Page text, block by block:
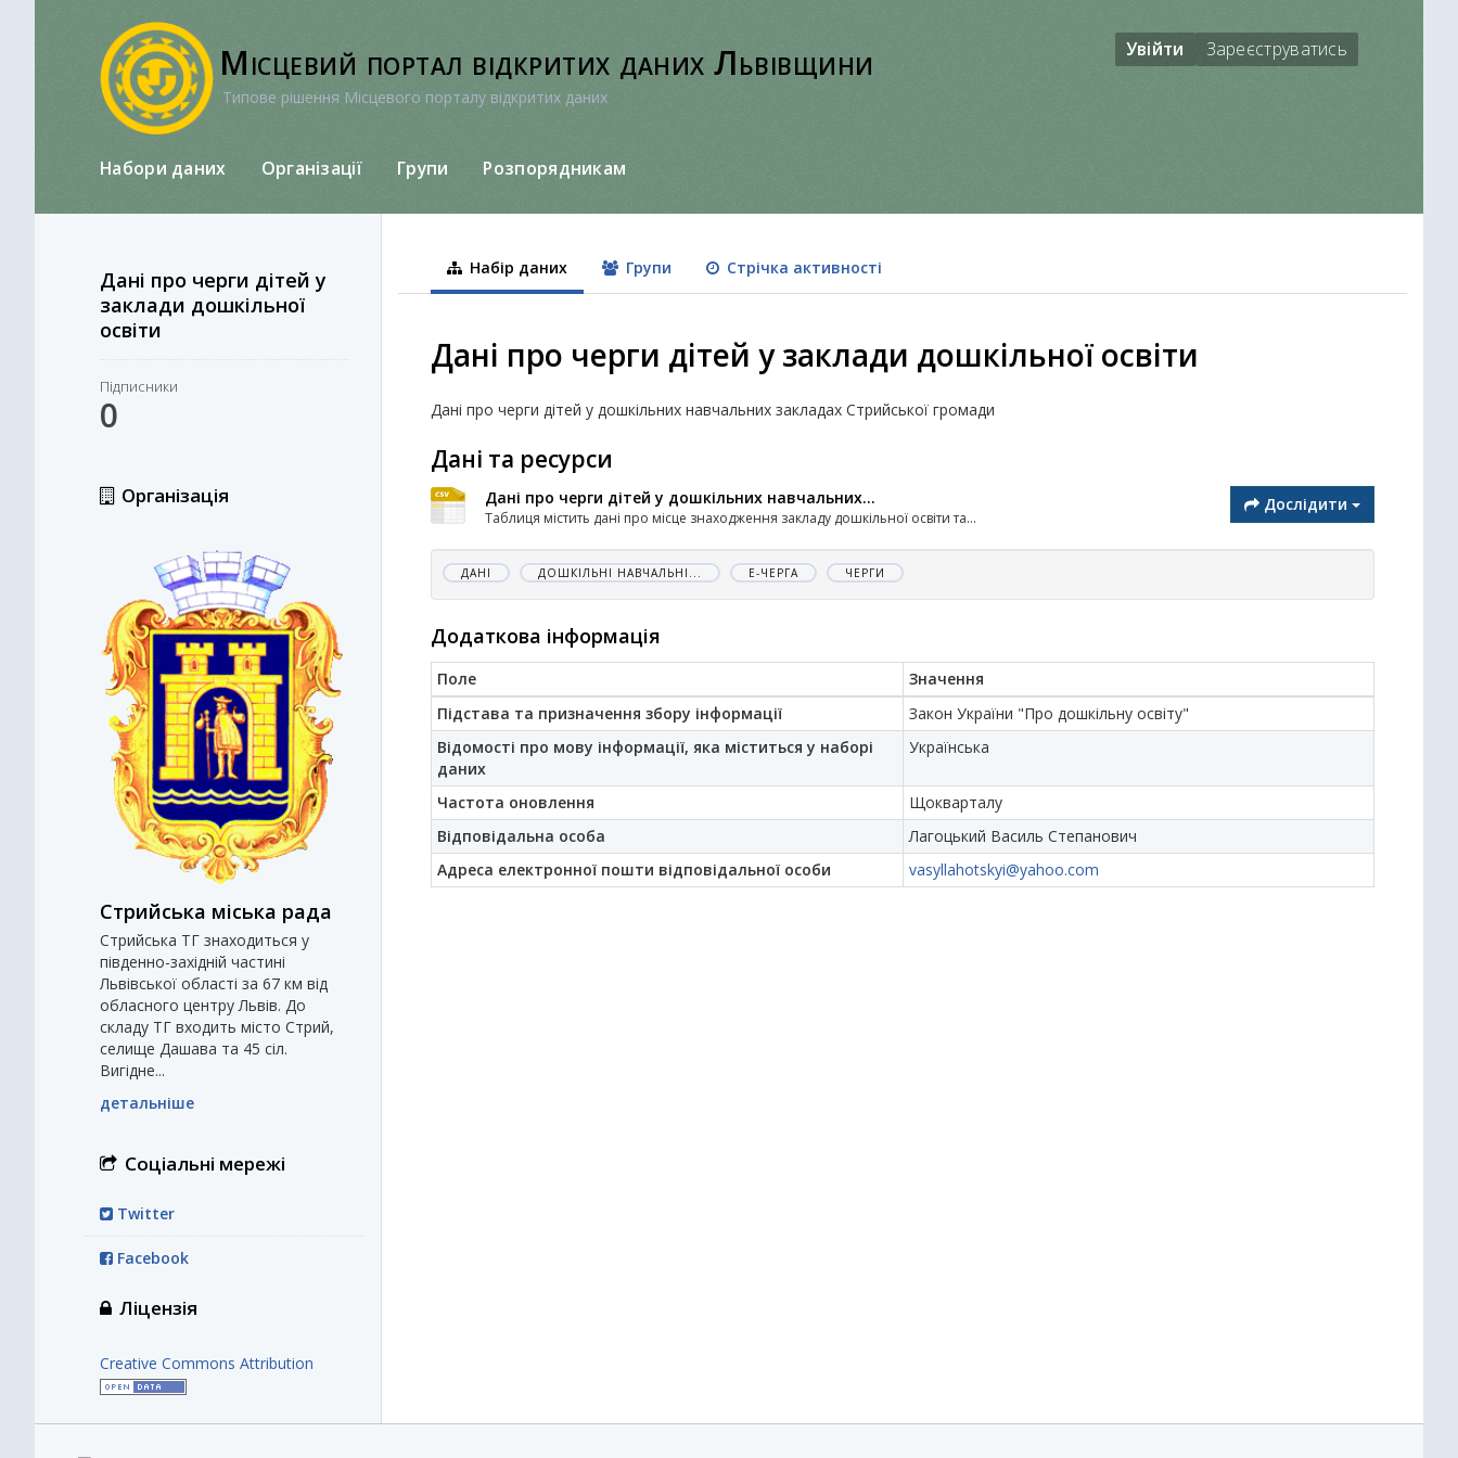
Місцевий портал відкритих даних Львівщини
Типове рішення Місцевого порталу відкритих даних
Увійти Зареєструватись
Набори даних Організації Групи Розпорядникам
Дані про черги дітей у
заклади дошкільної
освіти
Підписники
0
Організація
Стрийська міська рада
Стрийська ТГ знаходиться у
південно-західній частині
Львівської області за 67 км від
обласного центру Львів. До
складу ТГ входить місто Стрий,
селище Дашава та 45 сіл.
Вигідне...
детальніше
Соціальні мережі
Twitter
Facebook
Ліцензія
Creative Commons Attribution
Набір даних Групи Стрічка активності
Дані про черги дітей у заклади дошкільної освіти
Дані про черги дітей у дошкільних навчальних закладах Стрийської громади
Дані та ресурси
Дані про черги дітей у дошкільних навчальних...
Таблиця містить дані про місце знаходження закладу дошкільної освіти та...
Дослідити
ДАНІ ДОШКІЛЬНІ НАВЧАЛЬНІ... Е-ЧЕРГА ЧЕРГИ
Додаткова інформація
Поле
Значення
Підстава та призначення збору інформації
Закон України "Про дошкільну освіту"
Відомості про мову інформації, яка міститься у наборі
даних
Українська
Частота оновлення
Щокварталу
Відповідальна особа
Лагоцький Василь Степанович
Адреса електронної пошти відповідальної особи
vasyllahotskyi@yahoo.com